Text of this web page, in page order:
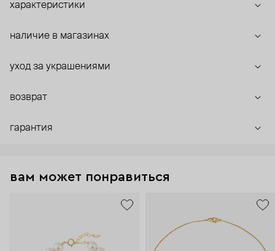
характеристики
наличие в магазинах
уход за украшениями
возврат
гарантия
вам может понравиться